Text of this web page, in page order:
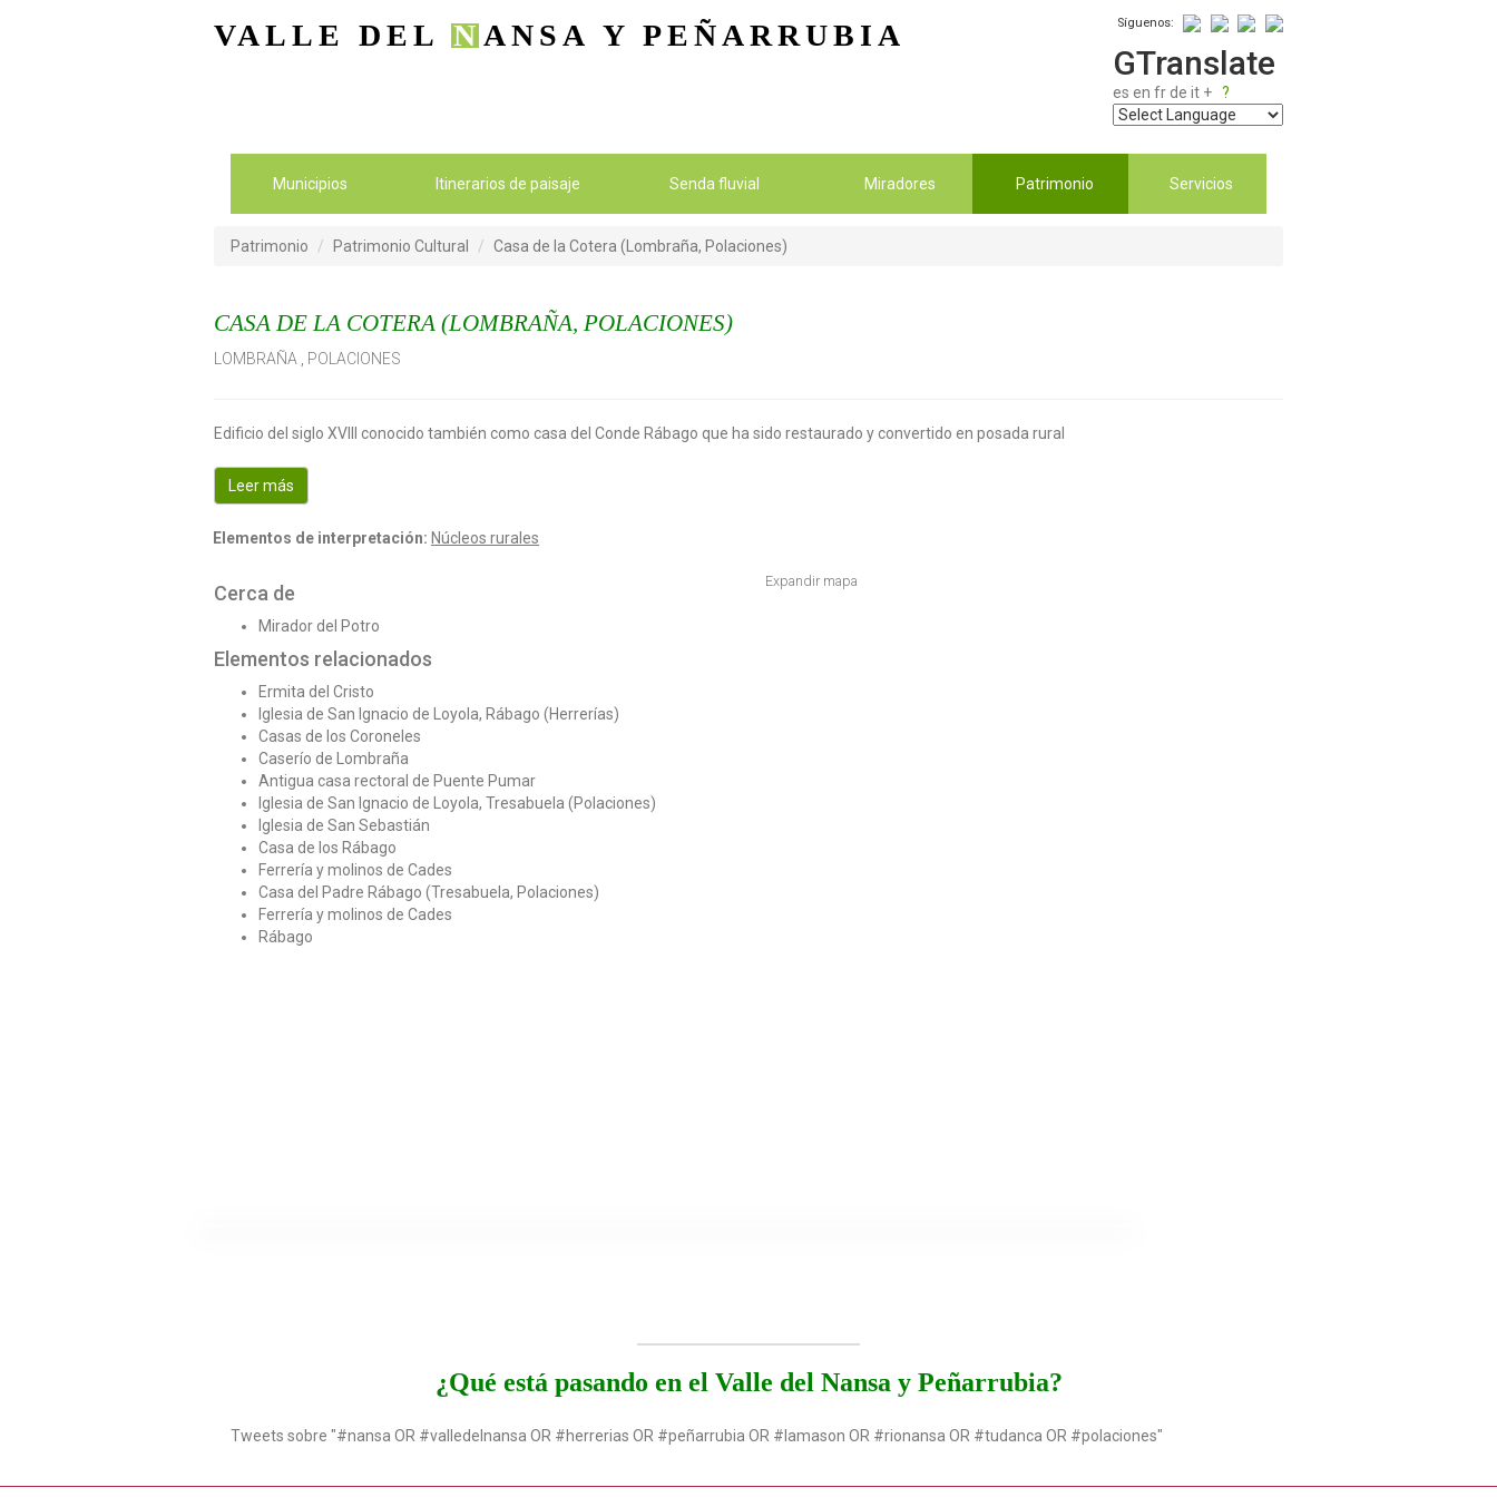
VALLE DEL NANSA Y PEÑARRUBIA Síguenos:
GTranslate
es en fr de it + ?
Municipios Itinerarios de paisaje Senda fluvial Miradores Patrimonio Servicios
Patrimonio Patrimonio Cultural Casa de la Cotera (Lombraña, Polaciones)
CASA DE LA COTERA (LOMBRAÑA, POLACIONES)
LOMBRAÑA POLACIONES
Edificio del siglo XVIII conocido también como casa del Conde Rábago que ha sido restaurado y convertido en posada rural
Leer más
Elementos de interpretación: Núcleos rurales
Cerca de
Mirador del Potro
Elementos relacionados
Ermita del Cristo
Iglesia de San Ignacio de Loyola, Rábago (Herrerías)
Casas de los Coroneles
Caserío de Lombraña
Antigua casa rectoral de Puente Pumar
Iglesia de San Ignacio de Loyola, Tresabuela (Polaciones)
Iglesia de San Sebastián
Casa de los Rábago
Ferrería y molinos de Cades
Casa del Padre Rábago (Tresabuela, Polaciones)
Ferrería y molinos de Cades
Rábago
Expandir mapa
¿Qué está pasando en el Valle del Nansa y Peñarrubia?
Tweets sobre "#nansa OR #valledelnansa OR #herrerias OR #peñarrubia OR #lamason OR #rionansa OR #tudanca OR #polaciones"